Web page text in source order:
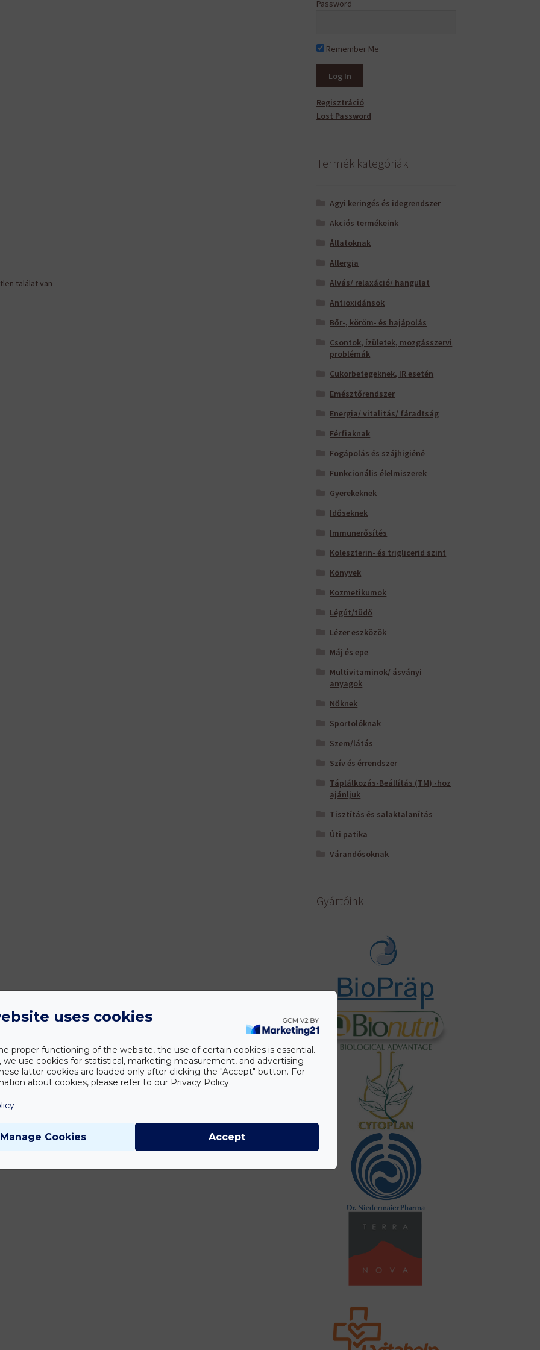
találat van
Password
Remember Me
Regisztráció
Lost Password
Termék kategóriák
Agyi keringés és idegrendszer
Akciós termékeink
Állatoknak
Allergia
Alvás/ relaxáció/ hangulat
Antioxidánsok
Bőr-, köröm- és hajápolás
Csontok, ízületek, mozgásszervi
problémák
Cukorbetegeknek, IR esetén
Emésztőrendszer
Energia/ vitalitás/ fáradtság
Férfiaknak
Fogápolás és szájhigiéné
Funkcionális élelmiszerek
Gyerekeknek
Időseknek
Immunerősítés
Koleszterin- és triglicerid szint
Könyvek
Kozmetikumok
Légút/tüdő
Lézer eszközök
Máj és epe
Multivitaminok/ ásványi
anyagok
Nőknek
Sportolóknak
Szem/látás
Szív és érrendszer
Táplálkozás-Beállítás (TM) -hoz
ajánljuk
Tisztítás és salaktalanítás
Úti patika
Várandósoknak
Gyártóink
uses cookies
proper functioning of the website, the use of certain cookies is essential.
we use cookies for statistical, marketing measurement, and advertising
latter cookies are loaded only after clicking the "Accept" button. For
about cookies, please refer to our Privacy Policy.
Manage Cookies Accept